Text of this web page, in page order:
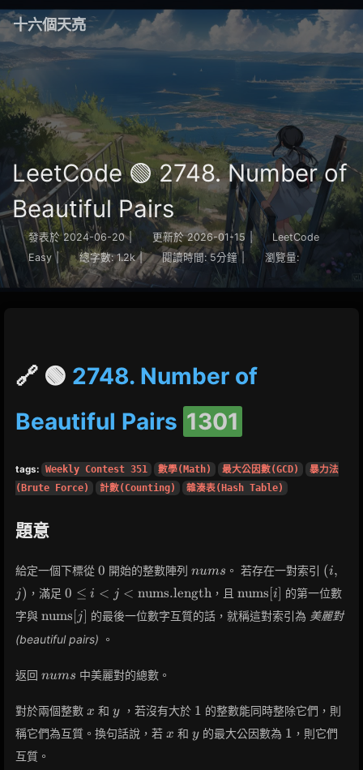
十六個天亮
LeetCode 🟢 2748. Number of
Beautiful Pairs
發表於 2024-06-20 | 更新於 2026-01-15 |
LeetCode
Easy | 總字數: 1.2k | 閱讀時間: 5分鐘 瀏覽量:
🔗 🟢 2748. Number of
Beautiful Pairs 1301
tags: Weekly Contest 351 數學(Math) 最大公因數(GCD)
暴力法
(Brute Force)
計數(Counting) 雜湊表(Hash Table)
題意
給定一個下標從 0
0 開始的整數陣列 nums
nums 。 若存在一對索引 (i,
j)
(i,
j) ，滿足 0 \leq i < j <
\text{nums.length}
0 ≤ i < j < nums.length ，且\text{nums}
[i]
nums [i
的第一位數
字與 \text{nums}
nums j 的最後一位數字互質的話，就稱這對索引為 美麗對
(beautiful pairs) 。
返回 nums
nums 中美麗對的總數。
對於兩個整數 x
x 和 y
y，若沒有大於 11 的整數能同時整除它們，則
稱它們為互質。換句話說，若 x
x 和 y
y的最大公因數為 11 ，則它們
互質。